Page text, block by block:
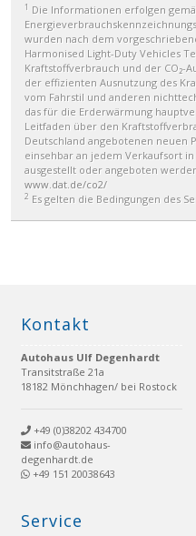
1 Die Informationen erfolgen
wurden nach dem
Harmonised Light-Duty Vehicles
Kraftstoffverbrauch und der CO₂-
der effizienten Ausnutzung des
vom Fahrstil und anderen
das für die Erderwärmung
Leitfaden über den
Deutschland angebotenen neuen
einsehbar an jedem Verkaufsort
ausgestellt oder angeboten
www.dat.de/co2/
2 Es gelten die Bedingungen des
Kontakt
Autohaus Ulf Degenhardt
Transitstraße 21a
18182 Mönchhagen/ bei Rostock
+49 (0)38202 434700
info@autohaus-
degenhardt.de
+49 151 20038643
Service